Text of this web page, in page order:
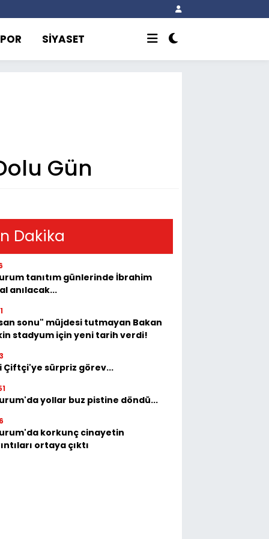
SİYASET
Gün
Dakika
tanıtım günlerinde İbrahim
anılacak...
sonu" müjdesi tutmayan Bakan
stadyum için yeni tarih verdi!
Çiftçi'ye sürpriz görev...
yollar buz pistine döndü...
korkunç cinayetin
ortaya çıktı